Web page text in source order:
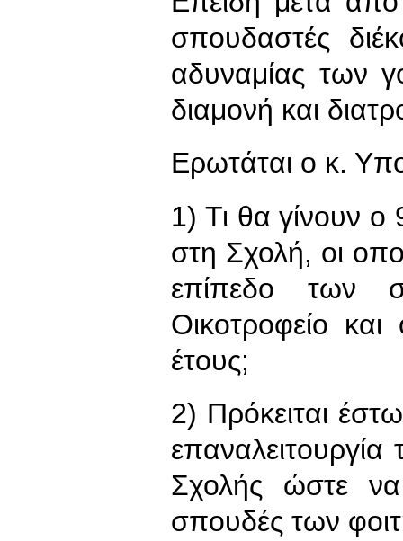
σπουδαστές
αδυναμίας των
διαμονή και
Ερωτάται ο κ.
1) Τι θα γίνουν
στη Σχολή, οι
επίπεδο των
Οικοτροφείο
έτους;
2) Πρόκειται
επαναλειτουργία
Σχολής ώστε
σπουδές των